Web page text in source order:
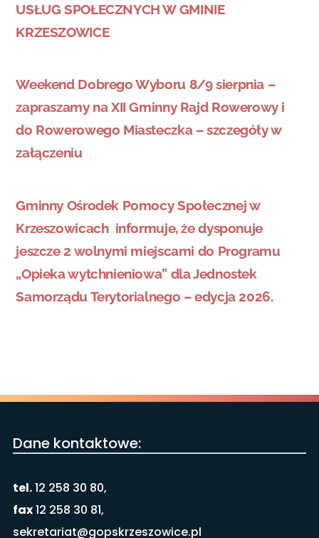
USŁUG SPOŁECZNYCH W GMINIE
KRZESZOWICE
Weekend Dobrego Wyboru 8/9 sierpnia –
zapraszamy na XII Gminny Rajd Rowerowy i
do Rowerowego Miasteczka – szczegóły w
załączeniu
Gminny Ośrodek Pomocy Społecznej w
Krzeszowicach informuje, że dysponuje
jeszcze 2 wolnymi miejscami do Programu
„Opieka wytchnieniowa” dla Jednostek
Samorządu Terytorialnego – edycja 2026.
Dane kontaktowe:
tel.12 258 30 80,
fax12 258 30 81,
sekretariat@gopskrzeszowice.pl